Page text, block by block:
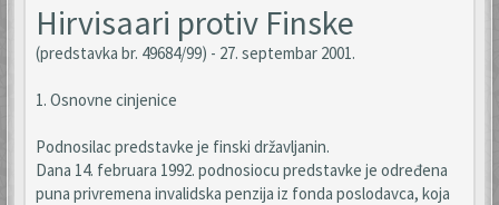
Hirvisaari protiv Finske
(predstavka br. 49684/99) - 27. septembar 2001.
1. Osnovne cinjenice
Podnosilac predstavke je finski državljanin.
Dana 14. februara 1992. podnosiocu predstavke je određena
puna privremena invalidska penzija iz fonda poslodavca, koja